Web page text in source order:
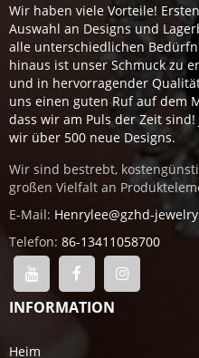
Wir haben viele Vorteile!
Auswahl an Designs und
alle unterschiedlichen
hinaus ist unser Schmuck zu
und in hervorragender
uns einen guten Ruf auf dem
dass wir am Puls der Zeit
wir über 500 neue Designs.
Wir sind bestrebt,
großen Vielfalt an
E-Mail: Henrylee@gzhd-
Telefon: 86-13411058700
INFORMATION
Heim